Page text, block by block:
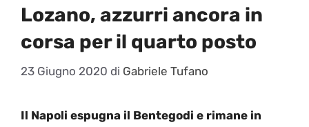
Lozano, azzurri ancora in
corsa per il quarto posto
23 Giugno 2020 di Gabriele Tufano
Il Napoli espugna il Bentegodi e rimane in